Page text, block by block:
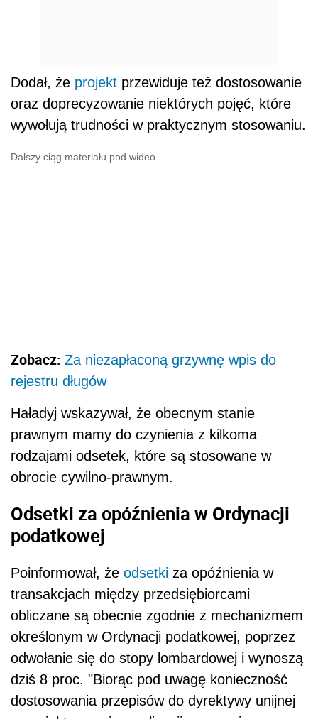
Dodał, że projekt przewiduje też dostosowanie
oraz doprecyzowanie niektórych pojęć, które
wywołują trudności w praktycznym stosowaniu.
Dalszy ciąg materiału pod wideo
Zobacz: Za niezapłaconą grzywnę wpis do
rejestru długów
Haładyj wskazywał, że obecnym stanie
prawnym mamy do czynienia z kilkoma
rodzajami odsetek, które są stosowane w
obrocie cywilno-prawnym.
Odsetki za opóźnienia w Ordynacji
podatkowej
Poinformował, że odsetki za opóźnienia w
transakcjach między przedsiębiorcami
obliczane są obecnie zgodnie z mechanizmem
określonym w Ordynacji podatkowej, poprzez
odwołanie się do stopy lombardowej i wynoszą
dziś 8 proc. "Biorąc pod uwagę konieczność
dostosowania przepisów do dyrektywy unijnej